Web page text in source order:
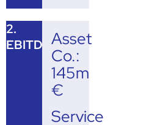
2.
EBITDA Asset
Co.:
145m
€
Service